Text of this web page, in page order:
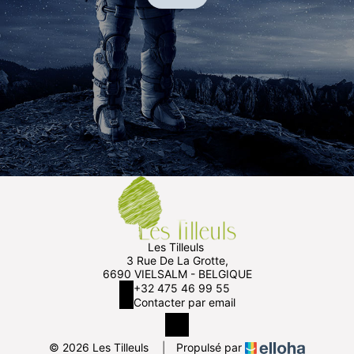
Les Tilleuls
3 Rue De La Grotte,
6690 VIELSALM - BELGIQUE
+32 475 46 99 55
Contacter par email
© 2026 Les Tilleuls Propulsé par